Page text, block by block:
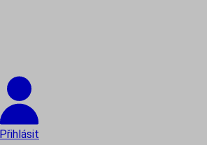
Přihlásit